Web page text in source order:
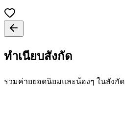
ทำเนียบสังกัด
รวมค่ายยอดนิยมและน้องๆ ในสังกัด